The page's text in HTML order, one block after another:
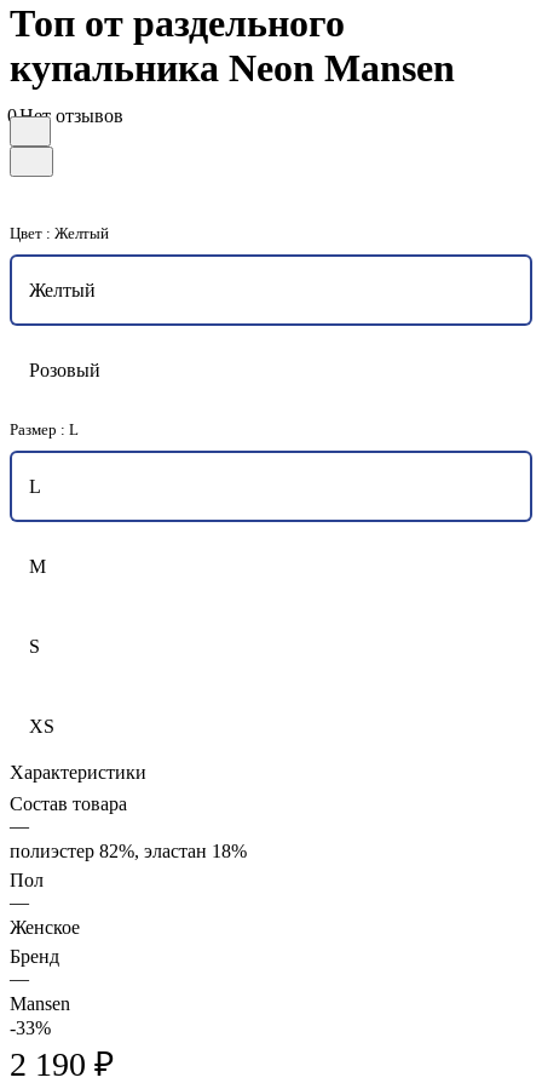
Топ от раздельного
купальника Neon Mansen
0Нет отзывов
Цвет : Желтый
Желтый
Розовый
Размер : L
L
M
S
XS
Характеристики
Состав товара
—
полиэстер 82%, эластан 18%
Пол
—
Женское
Бренд
—
Mansen
-33%
2 190 ₽